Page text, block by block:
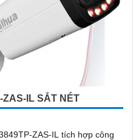
ZAS-IL SẮT NÉT
ZAS-IL tích hợp công